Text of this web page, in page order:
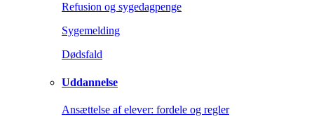
Refusion og sygedagpenge
Sygemelding
Dødsfald
Uddannelse
Ansættelse af elever: fordele og regler